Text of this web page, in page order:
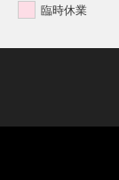
臨時休業